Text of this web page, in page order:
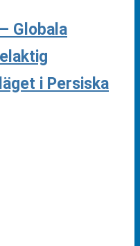
Globala
i Persiska